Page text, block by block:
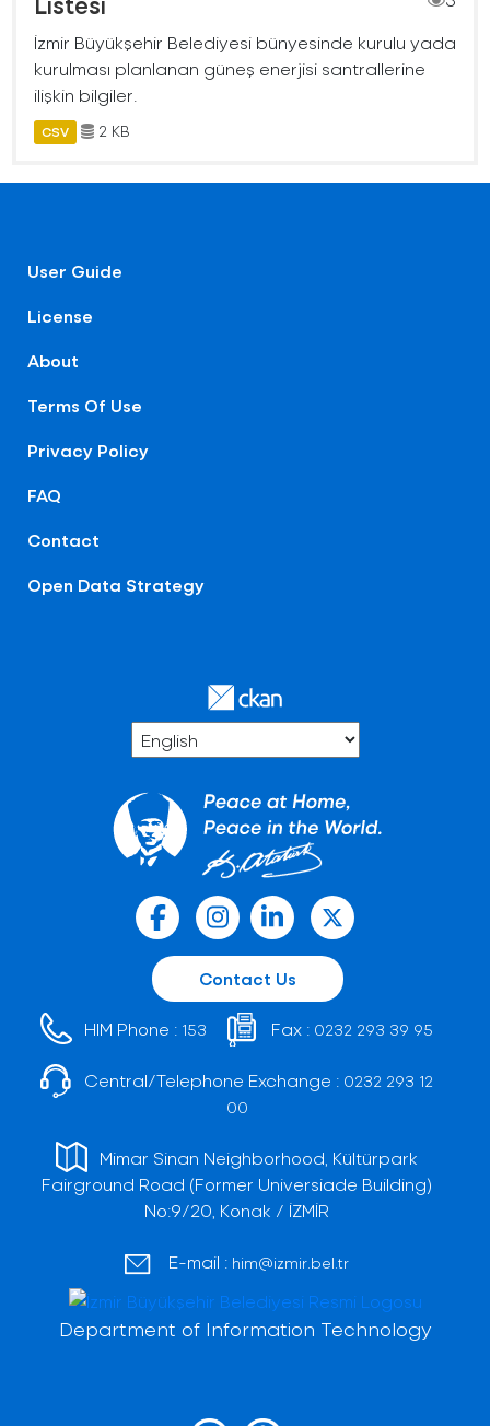
İzmir Büyükşehir Belediyesi bünyesinde kurulu yada
kurulması planlanan güneş enerjisi santrallerine
ilişkin bilgiler.
CSV 2 KB
User Guide
License
About
Terms Of Use
Privacy Policy
FAQ
Contact
Open Data Strategy
Contact Us
HIM Phone : 153 Fax : 0232 293 39 95
Central/Telephone Exchange : 0232 293 12
00
Mimar Sinan Neighborhood, Kültürpark
Fairground Road (Former Universiade Building)
No:9/20, Konak / İZMİR
E-mail : him@izmir.bel.tr
Department of Information Technology